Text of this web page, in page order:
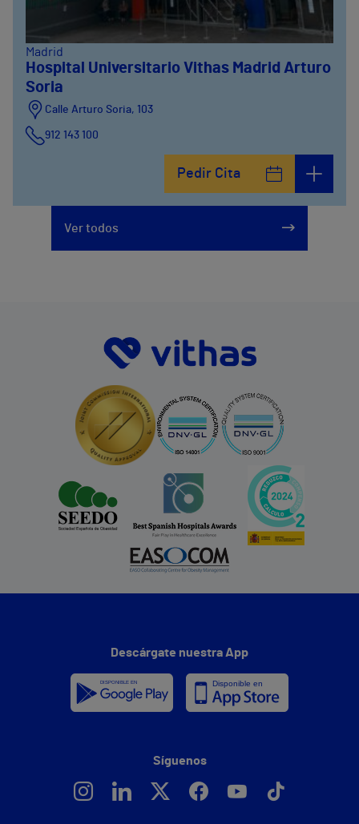
Madrid
Hospital Universitario Vithas Madrid Arturo
Soria
Calle Arturo Soria, 103
912 143 100
Pedir Cita
Ver todos
Descárgate nuestra App
Síguenos